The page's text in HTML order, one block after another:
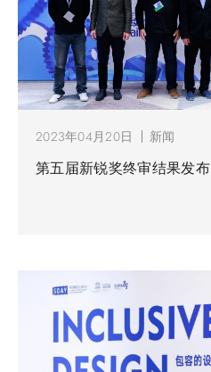
2023年04月20日 新闻
第五届新锐奖终审结果发布